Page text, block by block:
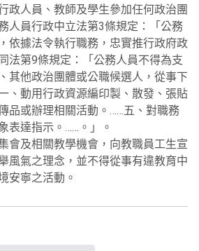
政人員、教師及學生參加任何政治團
人員行政中立法第3條規定：「公務
依據法令執行職務，忠實推行政府政
法第9條規定：「公務人員不得為支
其他政治團體或公職候選人，從事下
、動用行政資源編印製、散發、張貼
品或辦理相關活動。……五、對職務
表達指示。……。」。
會及相關教學機會，向教職員工生宣
風氣之理念，並不得從事有違教育中
安寧之活動。